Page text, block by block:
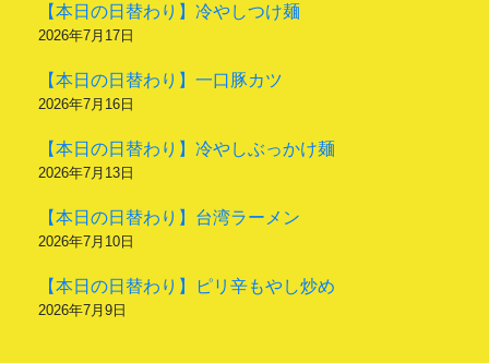
【本日の日替わり】冷やしつけ麺
2026年7月17日
【本日の日替わり】一口豚カツ
2026年7月16日
【本日の日替わり】冷やしぶっかけ麺
2026年7月13日
【本日の日替わり】台湾ラーメン
2026年7月10日
【本日の日替わり】ピリ辛もやし炒め
2026年7月9日